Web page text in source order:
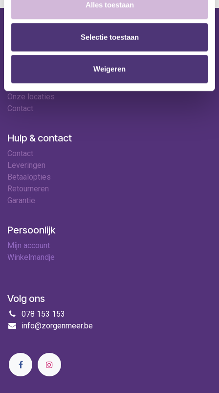
Alles toestaan
Selectie toestaan
Weigeren
Shop
Ledenkorting
Onze locaties
Contact
Hulp & contact
Contact
Leveringen
Betaalopties
Retourneren
Garantie
Persoonlijk
Mijn account
Winkelmandje
Volg ons
078 153 153
info@zorgenmeer.be